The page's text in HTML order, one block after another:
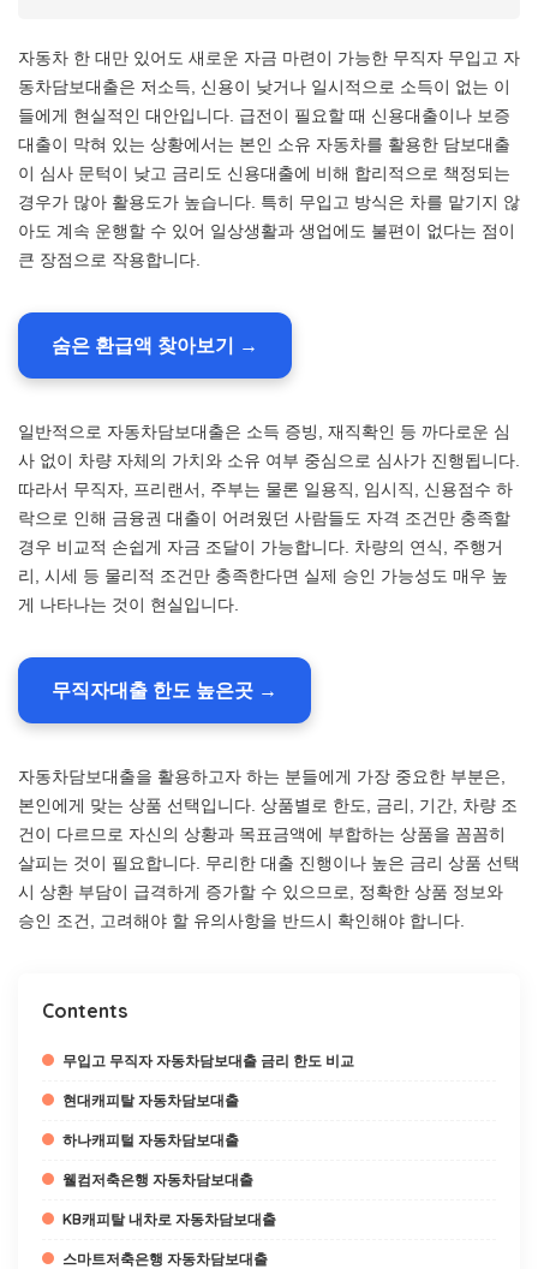
자동차 한 대만 있어도 새로운 자금 마련이 가능한 무직자 무입고 자
동차담보대출은 저소득, 신용이 낮거나 일시적으로 소득이 없는 이
들에게 현실적인 대안입니다. 급전이 필요할 때 신용대출이나 보증
대출이 막혀 있는 상황에서는 본인 소유 자동차를 활용한 담보대출
이 심사 문턱이 낮고 금리도 신용대출에 비해 합리적으로 책정되는
경우가 많아 활용도가 높습니다. 특히 무입고 방식은 차를 맡기지 않
아도 계속 운행할 수 있어 일상생활과 생업에도 불편이 없다는 점이
큰 장점으로 작용합니다.
숨은 환급액 찾아보기 →
일반적으로 자동차담보대출은 소득 증빙, 재직확인 등 까다로운 심
사 없이 차량 자체의 가치와 소유 여부 중심으로 심사가 진행됩니다.
따라서 무직자, 프리랜서, 주부는 물론 일용직, 임시직, 신용점수 하
락으로 인해 금융권 대출이 어려웠던 사람들도 자격 조건만 충족할
경우 비교적 손쉽게 자금 조달이 가능합니다. 차량의 연식, 주행거
리, 시세 등 물리적 조건만 충족한다면 실제 승인 가능성도 매우 높
게 나타나는 것이 현실입니다.
무직자대출 한도 높은곳 →
자동차담보대출을 활용하고자 하는 분들에게 가장 중요한 부분은,
본인에게 맞는 상품 선택입니다. 상품별로 한도, 금리, 기간, 차량 조
건이 다르므로 자신의 상황과 목표금액에 부합하는 상품을 꼼꼼히
살피는 것이 필요합니다. 무리한 대출 진행이나 높은 금리 상품 선택
시 상환 부담이 급격하게 증가할 수 있으므로, 정확한 상품 정보와
승인 조건, 고려해야 할 유의사항을 반드시 확인해야 합니다.
Contents
무입고 무직자 자동차담보대출 금리 한도 비교
현대캐피탈 자동차담보대출
하나캐피털 자동차담보대출
웰컴저축은행 자동차담보대출
KB캐피탈 내차로 자동차담보대출
스마트저축은행 자동차담보대출